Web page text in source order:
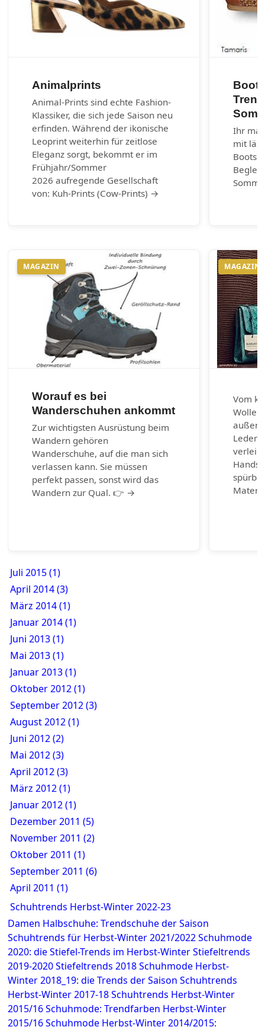
Animalprints
Animal-Prints sind echte Fashion-
Klassiker, die sich jede Saison neu
erfinden. Während der ikonische
Leoprint weiterhin für zeitlose
Eleganz sorgt, bekommt er im
Frühjahr/Sommer
2026 aufregende Gesellschaft
von: Kuh-Prints (Cow-Prints) →
Ihr
mit
MAGAZIN
Worauf es bei
Wanderschuhen ankommt
Zur wichtigsten Ausrüstung beim
Wandern gehören
Wanderschuhe, auf die man sich
verlassen kann. Sie müssen
perfekt passen, sonst wird das
Wandern zur Qual. 👉 →
MAGAZIN
Vom
Wolle
Juli 2015 (1)
April 2014 (3)
März 2014 (1)
Januar 2014 (1)
Juni 2013 (1)
Mai 2013 (1)
Januar 2013 (1)
Oktober 2012 (1)
September 2012 (3)
August 2012 (1)
Juni 2012 (2)
Mai 2012 (3)
April 2012 (3)
März 2012 (1)
Januar 2012 (1)
Dezember 2011 (5)
November 2011 (2)
Oktober 2011 (1)
September 2011 (6)
April 2011 (1)
Schuhtrends Herbst-Winter 2022-23
Damen Halbschuhe: Trendschuhe der Saison
Schuhtrends für Herbst-Winter 2021/2022 Schuhmode
2020: die Stiefel-Trends im Herbst-Winter Stiefeltrends
2019-2020 Stiefeltrends 2018 Schuhmode Herbst-
Winter 2018_19: die Trends der Saison Schuhtrends
Herbst-Winter 2017-18 Schuhtrends Herbst-Winter
2015/16 Schuhmode: Trendfarben Herbst-Winter
2015/16 Schuhmode Herbst-Winter 2014/2015: